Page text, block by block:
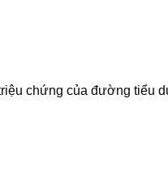
chứng của đường tiểu